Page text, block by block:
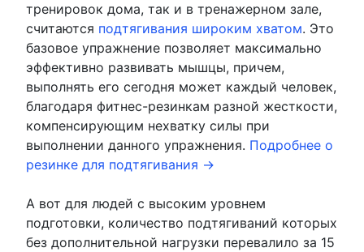
тренировок дома, так и в тренажерном зале,
считаются подтягивания широким хватом. Это
базовое упражнение позволяет максимально
эффективно развивать мышцы, причем,
выполнять его сегодня может каждый человек,
благодаря фитнес-резинкам разной жесткости,
компенсирующим нехватку силы при
выполнении данного упражнения. Подробнее о
резинке для подтягивания →
А вот для людей с высоким уровнем
подготовки, количество подтягиваний которых
без дополнительной нагрузки перевалило за 15